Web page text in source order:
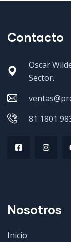
Contacto
Oscar
Sector.
81 1801
Nosotros
Inicio